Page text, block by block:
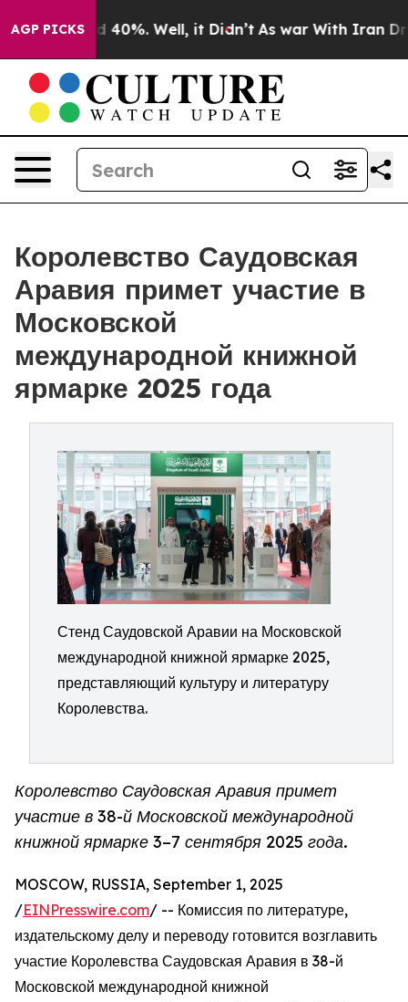
AGP PICKS
Around 40%. Well, it Didn’t As war With Iran Drove
Королевство Саудовская
Аравия примет участие в
Московской
международной книжной
ярмарке 2025 года
Стенд Саудовской Аравии на Московской
международной книжной ярмарке 2025,
представляющий культуру и литературу
Королевства.
Королевство Саудовская Аравия примет
участие в 38-й Московской международной
книжной ярмарке 3–7 сентября 2025 года.
MOSCOW, RUSSIA, September 1, 2025
/EINPresswire.com/ -- Комиссия по литературе,
издательскому делу и переводу готовится возглавить
участие Королевства Саудовская Аравия в 38-й
Московской международной книжной